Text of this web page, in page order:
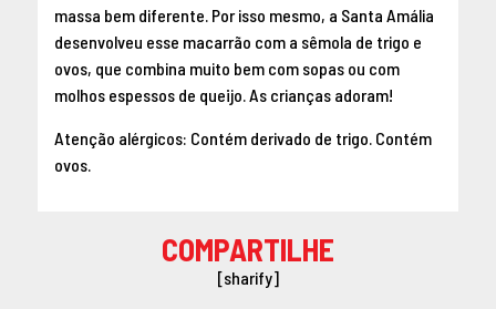
massa bem diferente. Por isso mesmo, a Santa Amália
desenvolveu esse macarrão com a sêmola de trigo e
ovos, que combina muito bem com sopas ou com
molhos espessos de queijo. As crianças adoram!
Atenção alérgicos: Contém derivado de trigo. Contém
ovos.
COMPARTILHE
[sharify]